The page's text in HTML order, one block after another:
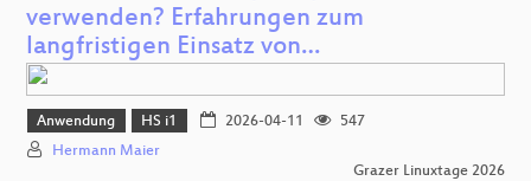
verwenden? Erfahrungen zum
langfristigen Einsatz von…
Anwendung HS i1 2026-04-11
547
Hermann Maier
Grazer Linuxtage 2026